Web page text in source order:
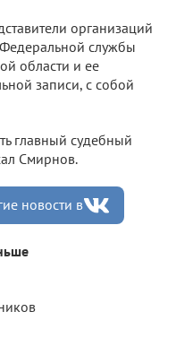
организаций
Федеральной службы
области и ее
записи, с собой
главный судебный
Смирнов.
новости в